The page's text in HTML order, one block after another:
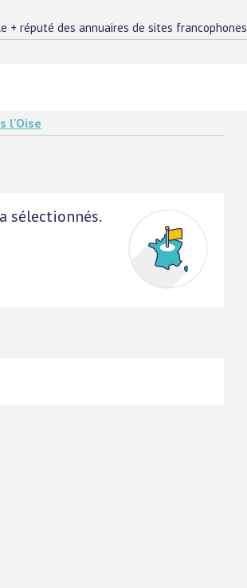
+ réputé des annuaires de sites francophones
l'Oise
sélectionnés.